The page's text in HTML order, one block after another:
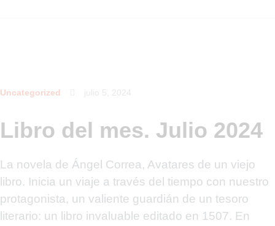
Uncategorized julio 5, 2024
Libro del mes. Julio 2024
La novela de Ángel Correa, Avatares de un viejo
libro. Inicia un viaje a través del tiempo con nuestro
protagonista, un valiente guardián de un tesoro
literario: un libro invaluable editado en 1507. En